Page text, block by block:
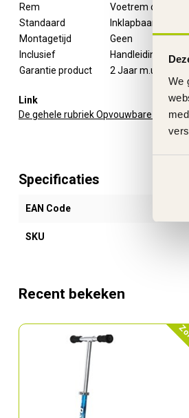
We
Rem
Voetrem op het
Standaard
Inklapbaar
Montagetijd
Geen
Inclusief
Handleiding
Garantie product
2 Jaar m.u.v.
Link
De gehele rubriek Opvouwbare Step
Specificaties
EAN Code
SKU
Recent bekeken